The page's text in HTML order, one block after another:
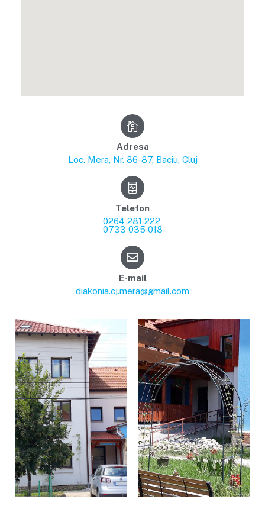
Adresa
Loc. Mera, Nr. 86-87, Baciu, Cluj
Telefon
0264 281 222,
0733 035 018
E-mail
diakonia.cj.mera@gmail.com